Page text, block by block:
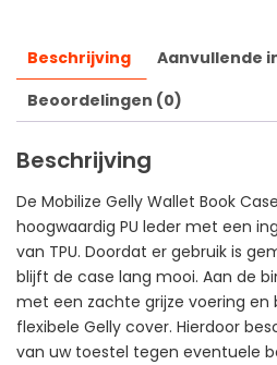
Beschrijving
Aanvullende
Beoordelingen (0)
Beschrijving
De Mobilize Gelly Wallet Book
hoogwaardig PU leder met een
van TPU. Doordat er gebruik is
blijft de case lang mooi. Aan de
met een zachte grijze voering en
flexibele Gelly cover. Hierdoor
van uw toestel tegen eventuele